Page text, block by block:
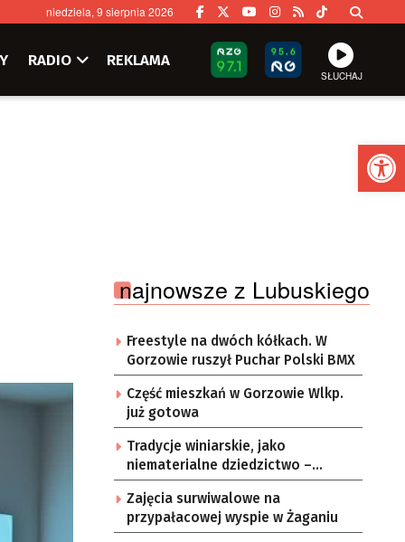
niedziela, 9 sierpnia 2026
RADIO REKLAMA
SŁUCHAJ
najnowsze z Lubuskiego
Freestyle na dwóch kółkach. W
Gorzowie ruszył Puchar Polski BMX
Część mieszkań w Gorzowie Wlkp.
już gotowa
Tradycje winiarskie, jako
niematerialne dziedzictwo –
konsultacje i projekt
Zajęcia surwiwalowe na
przypałacowej wyspie w Żaganiu